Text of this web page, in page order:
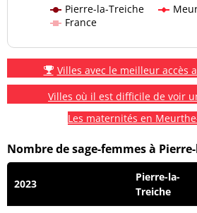
Pierre-la-Treiche
France
Villes avec le meilleur accès
Villes où il est difficile de voir
Les maternités en
Nombre de sage-femmes à
2023
Pierre-la-
Treiche